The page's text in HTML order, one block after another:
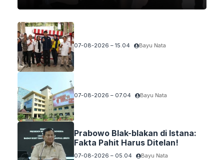
07-08-2026 – 15.04 Bayu Nata
07-08-2026 – 07.04 Bayu Nata
Prabowo Blak-blakan di Istana:
Fakta Pahit Harus Ditelan!
07-08-2026 – 05.04 Bayu Nata